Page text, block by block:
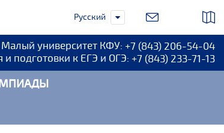
Русский
Малый университет КФУ: +7 (843) 206-54-04
и подготовки к ЕГЭ и ОГЭ: +7 (843) 233-71-13